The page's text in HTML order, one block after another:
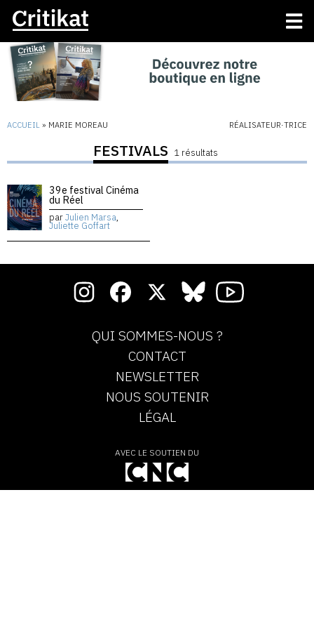
ACCUEIL » MARIE MOREAU RÉALISATEUR·TRICE
FESTIVALS 1 résultats
39e festival Cinéma
du Réel
parJulien Marsa,
Juliette Goffart
QUI SOMMES-NOUS ?
CONTACT
NEWSLETTER
NOUS SOUTENIR
LÉGAL
AVEC LE SOUTIEN DU